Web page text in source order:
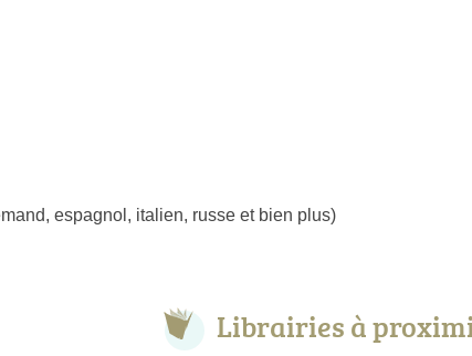
espagnol, italien, russe et bien plus)
Librairies à